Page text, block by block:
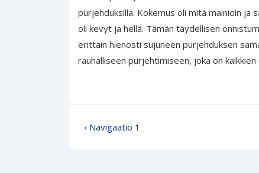
purjehduksilla. Kokemus oli mitä mainioin ja
oli kevyt ja hellä. Tämän täydellisen
erittäin hienosti sujuneen purjehduksen
rauhalliseen purjehtimiseen, joka on
Artikkelien
Edellinen
‹ Navigaatio 1